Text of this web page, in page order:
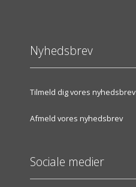
Nyhedsbrev
Tilmeld dig vores nyhedsbrev
Afmeld vores nyhedsbrev
Sociale medier